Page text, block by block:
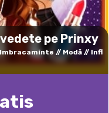
pe Prinxy
Imbracaminte Modă
Infl